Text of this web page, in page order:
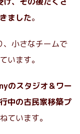
ました。
、小さなチームで
います。
のスタジオ＆ワー
中の古民家移築プ
ています。